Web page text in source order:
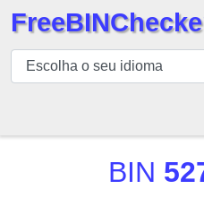
BIN
Verificador
BIN